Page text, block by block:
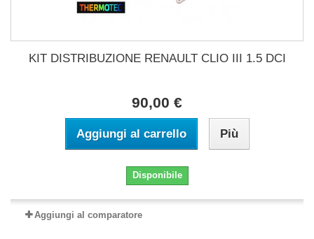
KIT DISTRIBUZIONE RENAULT CLIO III 1.5 DCI
90,00 €
Aggiungi al carrello Più
Disponibile
Aggiungi al comparatore